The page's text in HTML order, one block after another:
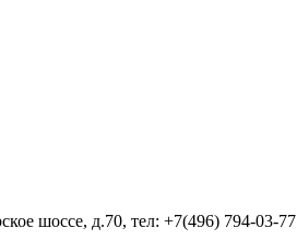
шоссе, д.70, тел: +7(496) 794-03-77